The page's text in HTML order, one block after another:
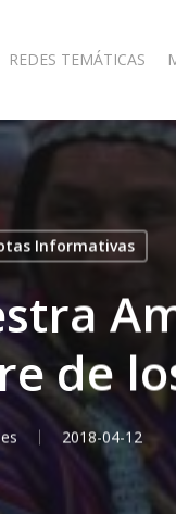
REDES TEMÁTICAS
Informativas
de
2018-04-12